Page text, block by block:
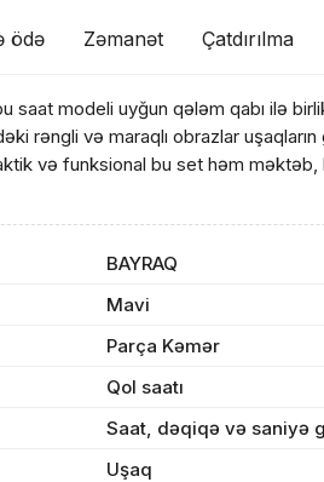
ödə Zəmanət Çatdırılma
saat modeli uyğun qələm qabı ilə
rəngli və maraqlı obrazlar
və funksional bu set həm
BAYRAQ
Mavi
Parça Kəmər
Qol saatı
Saat, dəqiqə və saniyə
Uşaq
Məhsul(lar) səbətə